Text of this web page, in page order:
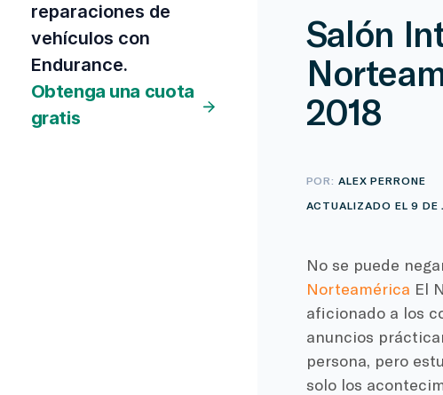
reparaciones de
vehículos con
Endurance.
Obtenga una cuota
gratis
Salón
2018
POR:ALEX PERRONE
ACTUALIZADO EL 9 DE
No se puede
Norteamérica El
aficionado a los
anuncios
persona, pero
solo los